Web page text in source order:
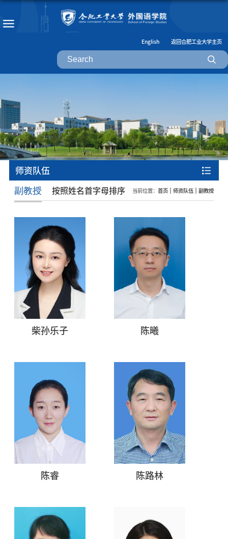
English 返回合肥工业大学主页
师资队伍
当前位置：首页 师资队伍 副教授
副教授 按照姓名首字母排序
柴孙乐子 陈曦
陈睿 陈路林